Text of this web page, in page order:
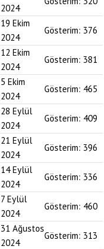
2024
19 Ekim
2024
Gösterim: 376
12 Ekim
2024
Gösterim: 381
5 Ekim
2024
Gösterim: 465
28 Eylül
2024
Gösterim: 409
21 Eylül
2024
Gösterim: 396
14 Eylül
2024
Gösterim: 336
7 Eylül
2024
Gösterim: 460
31 Ağustos
2024
Gösterim: 313